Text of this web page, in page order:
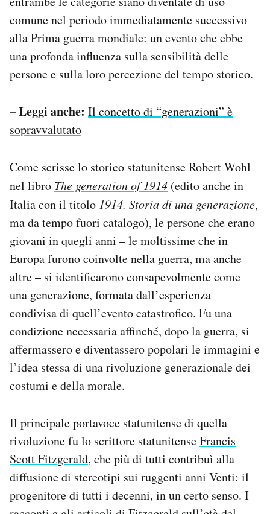
comune nel periodo immediatamente successivo
alla Prima guerra mondiale: un evento che ebbe
una profonda influenza sulla sensibilità delle
persone e sulla loro percezione del tempo storico.
– Leggi anche: Il concetto di “generazioni” è
sopravvalutato
Come scrisse lo storico statunitense Robert Wohl
nel libro The generation of 1914 (edito anche in
Italia con il titolo 1914. Storia di una generazione,
ma da tempo fuori catalogo), le persone che erano
giovani in quegli anni – le moltissime che in
Europa furono coinvolte nella guerra, ma anche
altre – si identificarono consapevolmente come
una generazione, formata dall’esperienza
condivisa di quell’evento catastrofico. Fu una
condizione necessaria affinché, dopo la guerra, si
affermassero e diventassero popolari le immagini e
l’idea stessa di una rivoluzione generazionale dei
costumi e della morale.
Il principale portavoce statunitense di quella
rivoluzione fu lo scrittore statunitenseFrancis
Scott Fitzgerald, che più di tutti contribuì alla
diffusione di stereotipi sui ruggenti anni Venti: il
progenitore di tutti i decenni, in un certo senso. I